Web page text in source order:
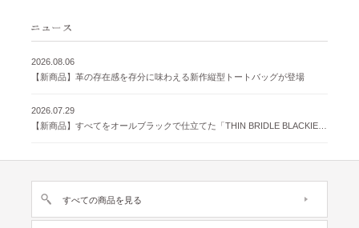
2026.08.06
【新商品】革の存在感を存分に味わえる新作縦型トートバッグが登場
2026.07.29
【新商品】すべてをオールブラックで仕立てた「THIN BRIDLE BLACKIE 」が登場
すべての商品を見る